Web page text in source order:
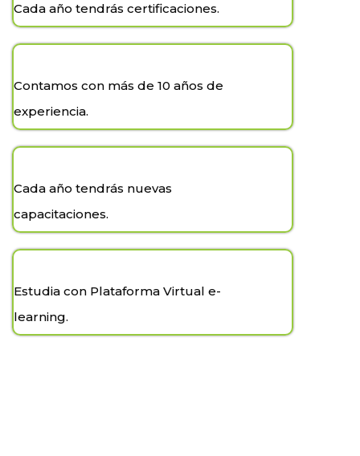
Cada año tendrás certificaciones.
Contamos con más de 10 años de
experiencia.
Cada año tendrás nuevas
capacitaciones.
Estudia con Plataforma Virtual e-
learning.